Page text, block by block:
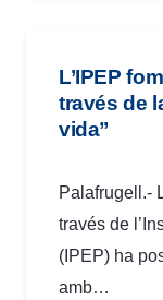
L’IPEP
través de
vida”
Palafrugell.-
través de
(IPEP) ha
amb…